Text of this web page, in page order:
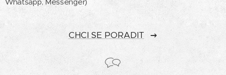
CHCI SE PORADIT